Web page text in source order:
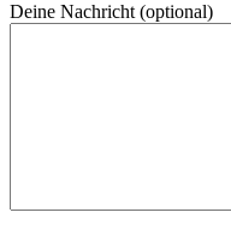
Deine Nachricht (optional)